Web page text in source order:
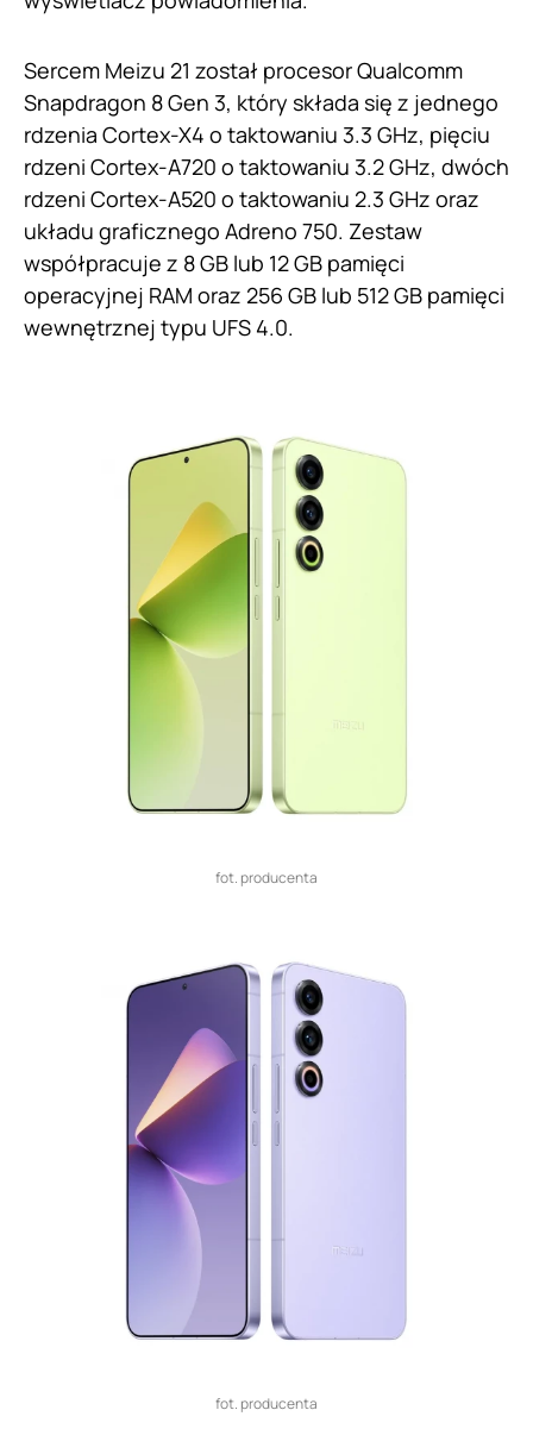
Sercem Meizu 21 został procesor Qualcomm
Snapdragon 8 Gen 3, który składa się z jednego
rdzenia Cortex-X4 o taktowaniu 3.3 GHz, pięciu
rdzeni Cortex-A720 o taktowaniu 3.2 GHz, dwóch
rdzeni Cortex-A520 o taktowaniu 2.3 GHz oraz
układu graficznego Adreno 750. Zestaw
współpracuje z 8 GB lub 12 GB pamięci
operacyjnej RAM oraz 256 GB lub 512 GB pamięci
wewnętrznej typu UFS 4.0.
fot. producenta
fot. producenta